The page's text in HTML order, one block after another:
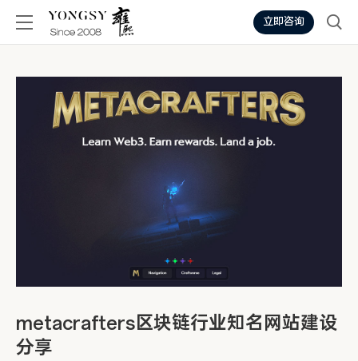
立即咨询
metacrafters区块链行业知名网站建设
分享